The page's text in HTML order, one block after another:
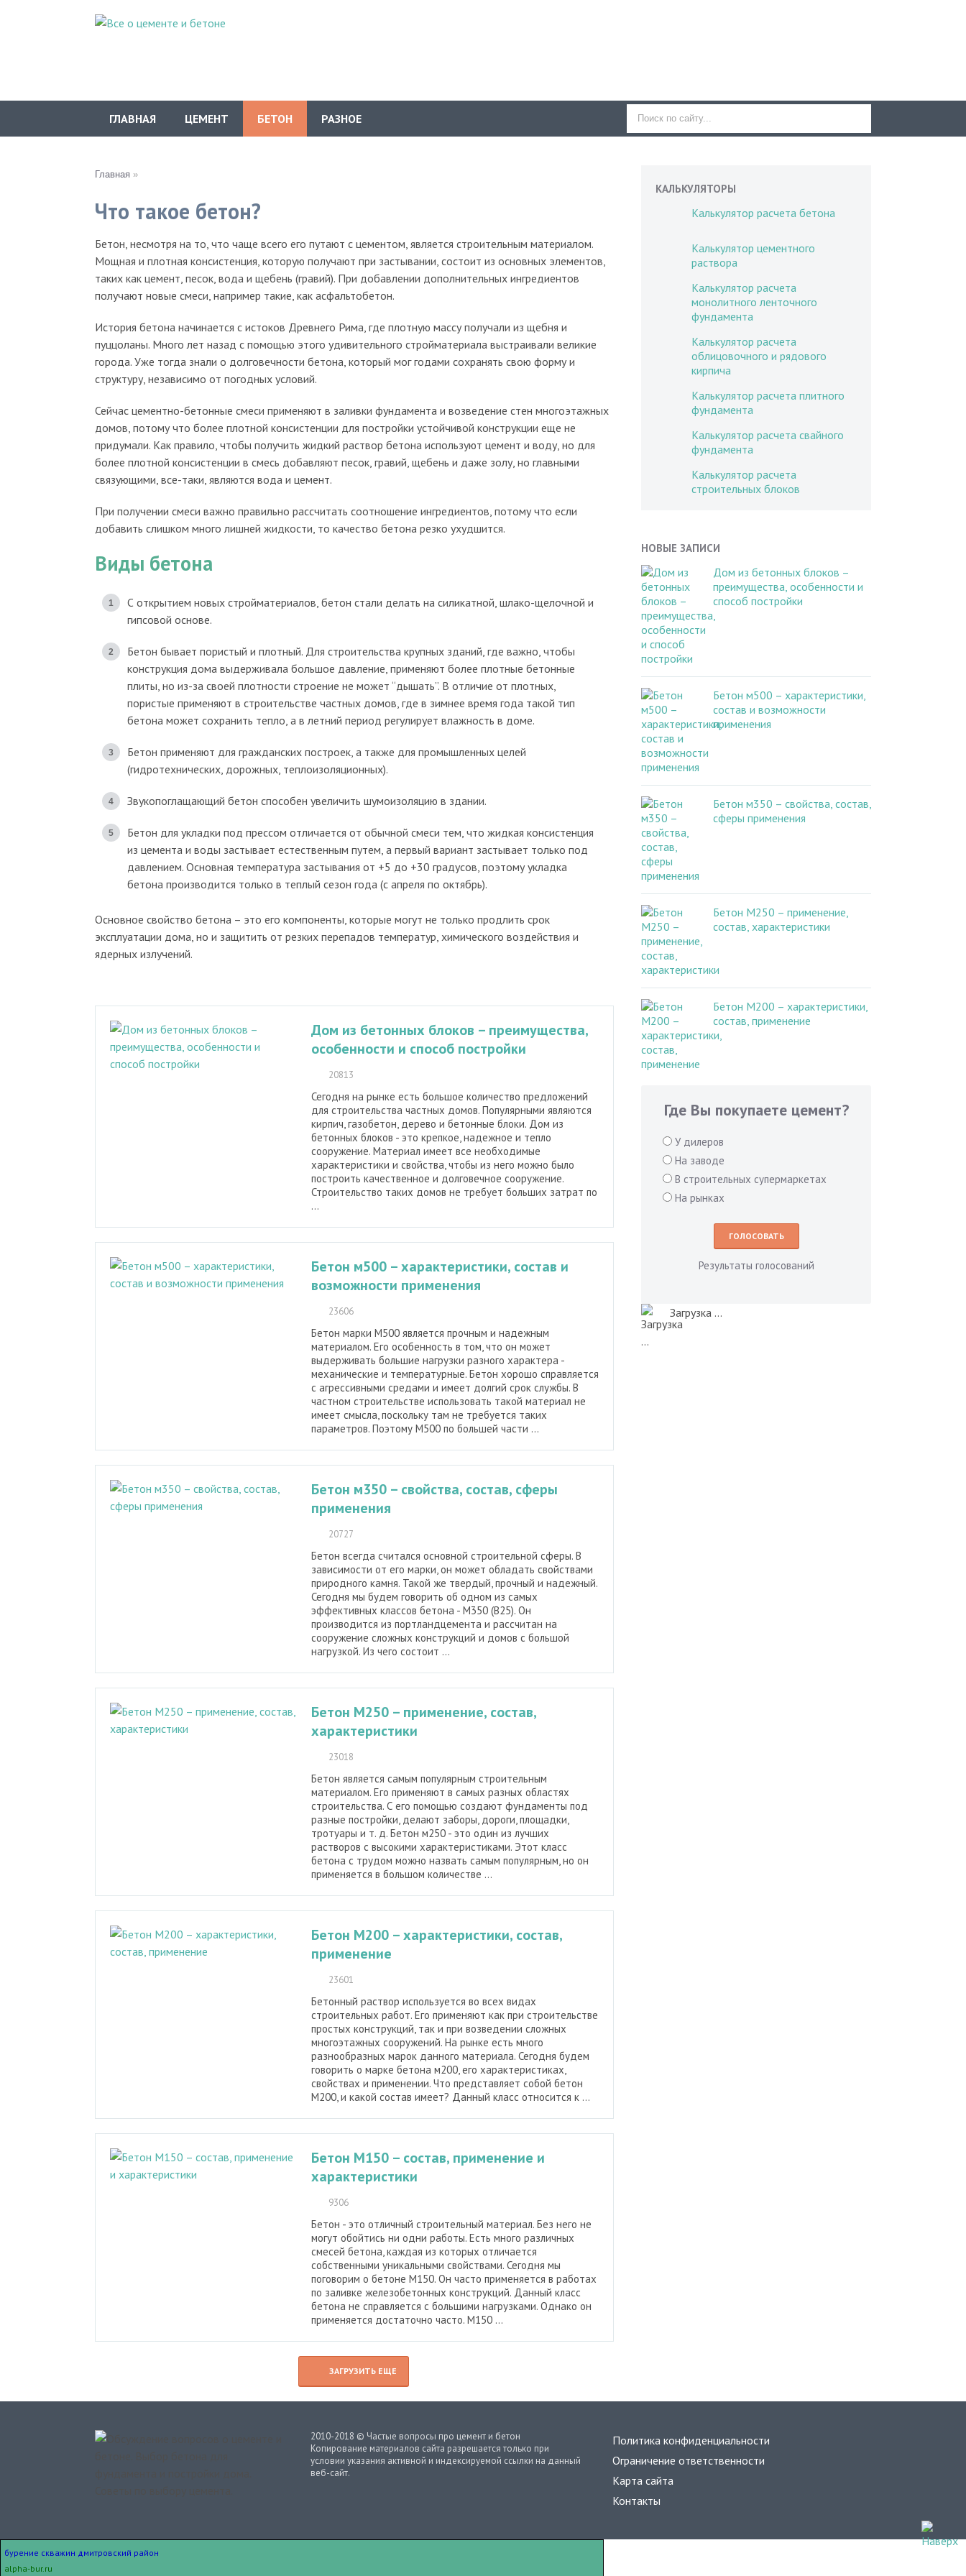
ГЛАВНАЯ ЦЕМЕНТ БЕТОН РАЗНОЕ
Главная »
Что такое бетон?
Бетон, несмотря на то, что чаще всего его путают с цементом, является строительным материалом.
Мощная и плотная консистенция, которую получают при застывании, состоит из основных элементов,
таких как цемент, песок, вода и щебень (гравий). При добавлении дополнительных ингредиентов
получают новые смеси, например такие, как асфальтобетон.
История бетона начинается с истоков Древнего Рима, где плотную массу получали из щебня и
пуццоланы. Много лет назад с помощью этого удивительного стройматериала выстраивали великие
города. Уже тогда знали о долговечности бетона, который мог годами сохранять свою форму и
структуру, независимо от погодных условий.
Сейчас цементно-бетонные смеси применяют в заливки фундамента и возведение стен многоэтажных
домов, потому что более плотной консистенции для постройки устойчивой конструкции еще не
придумали. Как правило, чтобы получить жидкий раствор бетона используют цемент и воду, но для
более плотной консистенции в смесь добавляют песок, гравий, щебень и даже золу, но главными
связующими, все-таки, являются вода и цемент.
При получении смеси важно правильно рассчитать соотношение ингредиентов, потому что если
добавить слишком много лишней жидкости, то качество бетона резко ухудшится.
Виды бетона
С открытием новых стройматериалов, бетон стали делать на силикатной, шлако-щелочной и
гипсовой основе.
Бетон бывает пористый и плотный. Для строительства крупных зданий, где важно, чтобы
конструкция дома выдерживала большое давление, применяют более плотные бетонные
плиты, но из-за своей плотности строение не может “дышать”. В отличие от плотных,
пористые применяют в строительстве частных домов, где в зимнее время года такой тип
бетона может сохранить тепло, а в летний период регулирует влажность в доме.
Бетон применяют для гражданских построек, а также для промышленных целей
(гидротехнических, дорожных, теплоизоляционных).
Звукопоглащающий бетон способен увеличить шумоизоляцию в здании.
Бетон для укладки под прессом отличается от обычной смеси тем, что жидкая консистенция
из цемента и воды застывает естественным путем, а первый вариант застывает только под
давлением. Основная температура застывания от +5 до +30 градусов, поэтому укладка
бетона производится только в теплый сезон года (с апреля по октябрь).
Основное свойство бетона – это его компоненты, которые могут не только продлить срок
эксплуатации дома, но и защитить от резких перепадов температур, химического воздействия и
ядерных излучений.
Дом из бетонных блоков – преимущества,
особенности и способ постройки
20813
Сегодня на рынке есть большое количество предложений
для строительства частных домов. Популярными являются
кирпич, газобетон, дерево и бетонные блоки. Дом из
бетонных блоков - это крепкое, надежное и тепло
сооружение. Материал имеет все необходимые
характеристики и свойства, чтобы из него можно было
построить качественное и долговечное сооружение.
Строительство таких домов не требует больших затрат по
...
Бетон м500 – характеристики, состав и
возможности применения
23606
Бетон марки М500 является прочным и надежным
материалом. Его особенность в том, что он может
выдерживать большие нагрузки разного характера -
механические и температурные. Бетон хорошо справляется
с агрессивными средами и имеет долгий срок службы. В
частном строительстве использовать такой материал не
имеет смысла, поскольку там не требуется таких
параметров. Поэтому М500 по большей части ...
Бетон м350 – свойства, состав, сферы
применения
20727
Бетон всегда считался основной строительной сферы. В
зависимости от его марки, он может обладать свойствами
природного камня. Такой же твердый, прочный и надежный.
Сегодня мы будем говорить об одном из самых
эффективных классов бетона - М350 (В25). Он
производится из портландцемента и рассчитан на
сооружение сложных конструкций и домов с большой
нагрузкой. Из чего состоит ...
Бетон М250 – применение, состав,
характеристики
23018
Бетон является самым популярным строительным
материалом. Его применяют в самых разных областях
строительства. С его помощью создают фундаменты под
разные постройки, делают заборы, дороги, площадки,
тротуары и т. д. Бетон м250 - это один из лучших
растворов с высокими характеристиками. Этот класс
бетона с трудом можно назвать самым популярным, но он
применяется в большом количестве ...
Бетон М200 – характеристики, состав,
применение
23601
Бетонный раствор используется во всех видах
строительных работ. Его применяют как при строительстве
простых конструкций, так и при возведении сложных
многоэтажных сооружений. На рынке есть много
разнообразных марок данного материала. Сегодня будем
говорить о марке бетона м200, его характеристиках,
свойствах и применении. Что представляет собой бетон
М200, и какой состав имеет? Данный класс относится к ...
Бетон М150 – состав, применение и
характеристики
9306
Бетон - это отличный строительный материал. Без него не
могут обойтись ни одни работы. Есть много различных
смесей бетона, каждая из которых отличается
собственными уникальными свойствами. Сегодня мы
поговорим о бетоне М150. Он часто применяется в работах
по заливке железобетонных конструкций. Данный класс
бетона не справляется с большими нагрузками. Однако он
применяется достаточно часто. М150 ...
ЗАГРУЗИТЬ ЕЩЕ
КАЛЬКУЛЯТОРЫ
Калькулятор расчета бетона
Калькулятор цементного
раствора
Калькулятор расчета
монолитного ленточного
фундамента
Калькулятор расчета
облицовочного и рядового
кирпича
Калькулятор расчета плитного
фундамента
Калькулятор расчета свайного
фундамента
Калькулятор расчета
строительных блоков
НОВЫЕ ЗАПИСИ
Дом из бетонных блоков –
преимущества, особенности и
способ постройки
Бетон м500 – характеристики,
состав и возможности
применения
Бетон м350 – свойства, состав,
сферы применения
Бетон М250 – применение,
состав, характеристики
Бетон М200 – характеристики,
состав, применение
Где Вы покупаете цемент?
У дилеров
На заводе
В строительных супермаркетах
На рынках
Результаты голосований
Загрузка ...
2010-2018 © Частые вопросы про цемент и бетон
Копирование материалов сайта разрешается только при
условии указания активной и индексируемой ссылки на данный
веб-сайт.
Политика конфиденциальности
Ограничение ответственности
Карта сайта
Контакты
бурение скважин дмитровский район
alpha-bur.ru